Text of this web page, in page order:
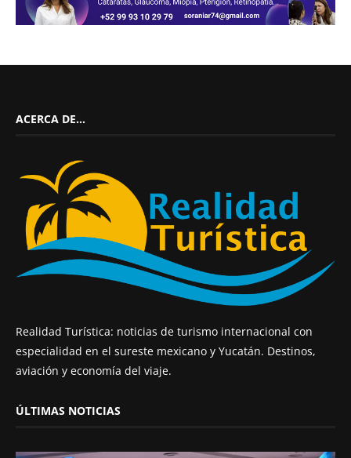
ACERCA DE…
Realidad Turística: noticias de turismo internacional con
especialidad en el sureste mexicano y Yucatán. Destinos,
aviación y economía del viaje.
ÚLTIMAS NOTICIAS